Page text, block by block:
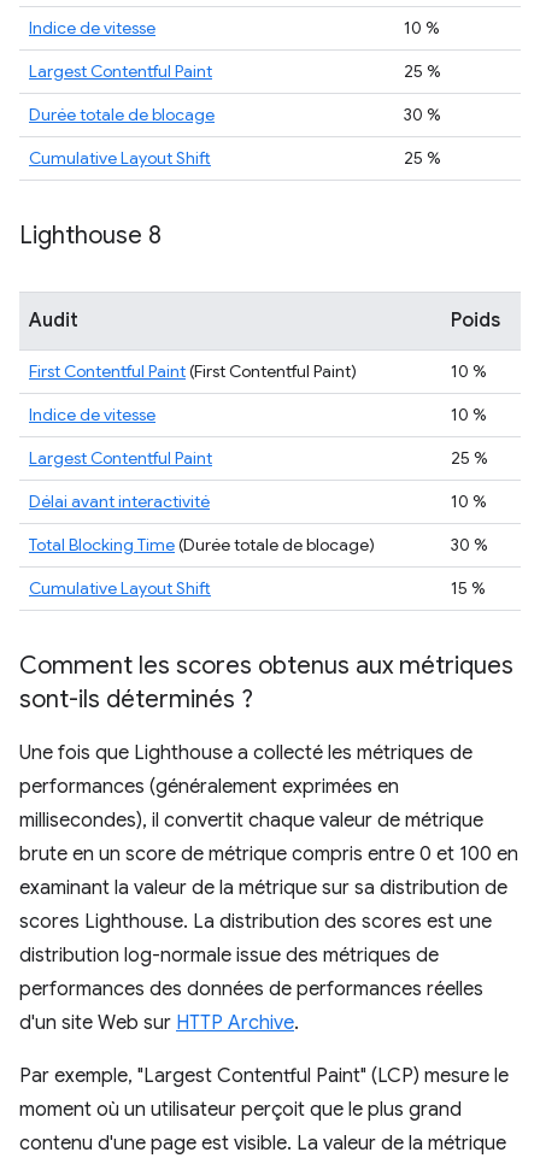
Indice de vitesse
10 %
Largest Contentful Paint
25 %
Durée totale de blocage
30 %
Cumulative Layout Shift
25 %
Lighthouse 8
Audit Poids
First Contentful Paint(First Contentful Paint)
10 %
Indice de vitesse
10 %
Largest Contentful Paint
25 %
Délai avant interactivité
10 %
Total Blocking Time(Durée totale de blocage)
30 %
Cumulative Layout Shift
15 %
Comment les scores obtenus aux métriques
sont-ils déterminés ?
Une fois que Lighthouse a collecté les métriques de
performances (généralement exprimées en
millisecondes), il convertit chaque valeur de métrique
brute en un score de métrique compris entre 0 et 100 en
examinant la valeur de la métrique sur sa distribution de
scores Lighthouse. La distribution des scores est une
distribution log-normale issue des métriques de
performances des données de performances réelles
d'un site Web sur HTTP Archive.
Par exemple, "Largest Contentful Paint" (LCP) mesure le
moment où un utilisateur perçoit que le plus grand
contenu d'une page est visible. La valeur de la métrique